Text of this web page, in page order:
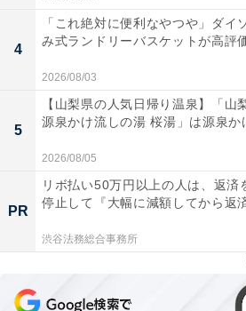
クーポンをもらうには？
このクーポンをもらうには、キャ
加する」ボタンをタップする必要
ーに自動で届くわけではないので
4
「これ絶対に便利なやつや」ダイ
み式ランドリーバスケットが高評
2026/08/03
5
【山梨県の人気日帰り温泉】「山
源泉かけ流しの湯 桜湯」は源泉か
2026/08/05
PR
リボ払い50万円以上の人は、返済
停止して『大幅に減額してから返
渋谷法務総合事務所